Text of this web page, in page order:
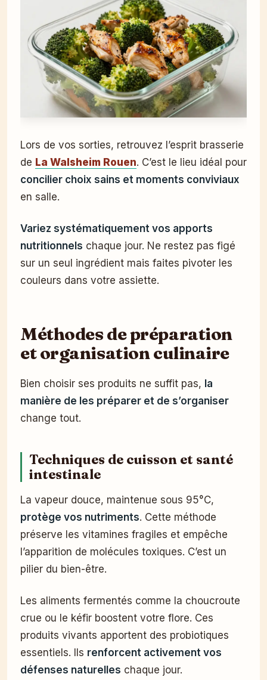
Lors de vos sorties, retrouvez l’esprit brasserie
de La Walsheim Rouen. C’est le lieu idéal pour
concilier choix sains et moments conviviaux
en salle.
Variez systématiquement vos apports
nutritionnels chaque jour. Ne restez pas figé
sur un seul ingrédient mais faites pivoter les
couleurs dans votre assiette.
Méthodes de préparation
et organisation culinaire
Bien choisir ses produits ne suffit pas, la
manière de les préparer et de s’organiser
change tout.
Techniques de cuisson et santé
intestinale
La vapeur douce, maintenue sous 95°C,
protège vos nutriments. Cette méthode
préserve les vitamines fragiles et empêche
l’apparition de molécules toxiques. C’est un
pilier du bien-être.
Les aliments fermentés comme la choucroute
crue ou le kéfir boostent votre flore. Ces
produits vivants apportent des probiotiques
essentiels. Ils renforcent activement vos
défenses naturelles chaque jour.